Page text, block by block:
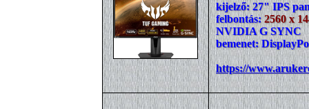
kijelző: 27" IPS
felbontás:2560 x
NVIDIA G SYNC
bemenet:
https://